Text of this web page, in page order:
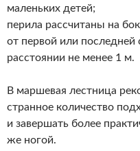
маленьких детей;
перила рассчитаны на
от первой или последней
расстоянии не менее 1 м.
В маршевая лестница
странное количество
и завершать более
же ногой.